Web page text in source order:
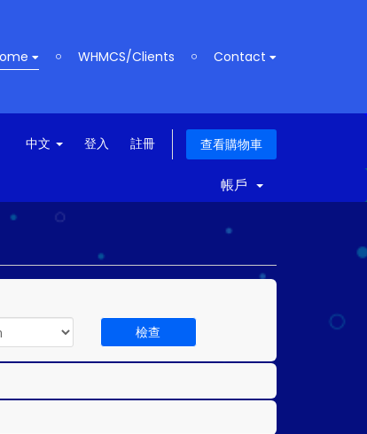
WHMCS/Clients Contact
中文 登入 註冊 查看購物車
帳戶
檢查